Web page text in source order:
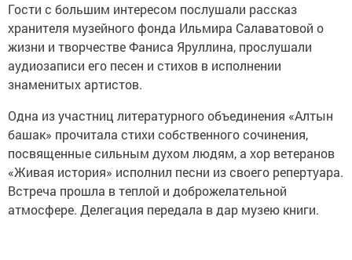
Гости с большим интересом послушали рассказ
хранителя музейного фонда Ильмира Салаватовой о
жизни и творчестве Фаниса Яруллина, прослушали
аудиозаписи его песен и стихов в исполнении
знаменитых артистов.
Одна из участниц литературного объединения «Алтын
башак» прочитала стихи собственного сочинения,
посвященные сильным духом людям, а хор ветеранов
«Живая история» исполнил песни из своего репертуара.
Встреча прошла в теплой и доброжелательной
атмосфере. Делегация передала в дар музею книги.